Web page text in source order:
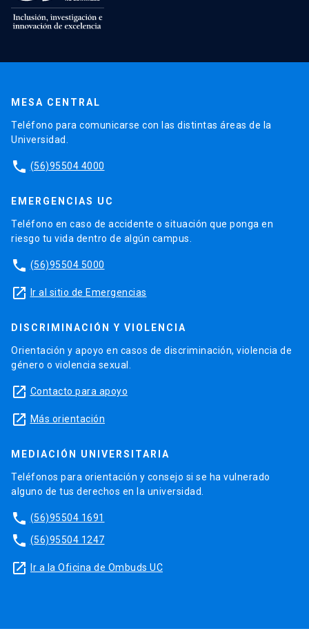
MESA CENTRAL
Teléfono para comunicarse con las distintas áreas de la
Universidad.
phone (56)95504 4000
EMERGENCIAS UC
Teléfono en caso de accidente o situación que ponga en
riesgo tu vida dentro de algún campus.
phone (56)95504 5000
launch Ir al sitio de Emergencias
DISCRIMINACIÓN Y VIOLENCIA
Orientación y apoyo en casos de discriminación, violencia de
género o violencia sexual.
launch Contacto para apoyo
launch Más orientación
MEDIACIÓN UNIVERSITARIA
Teléfonos para orientación y consejo si se ha vulnerado
alguno de tus derechos en la universidad.
phone (56)95504 1691
phone (56)95504 1247
launch Ir a la Oficina de Ombuds UC